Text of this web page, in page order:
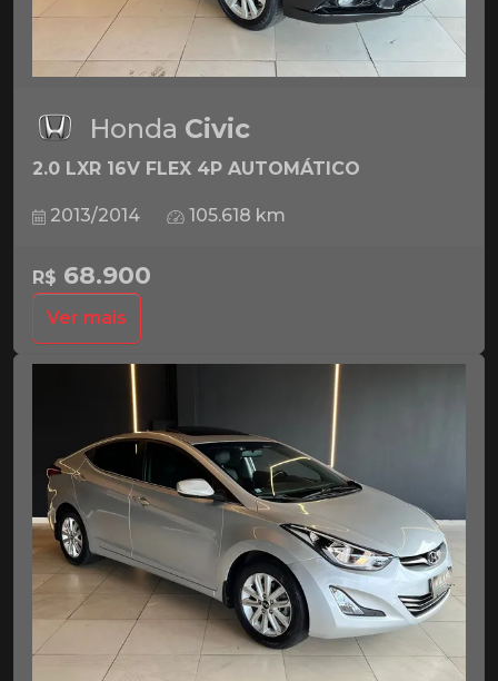
Honda Civic
2.0 LXR 16V FLEX 4P AUTOMÁTICO
2013/2014 105.618 km
R$ 68.900
Ver mais